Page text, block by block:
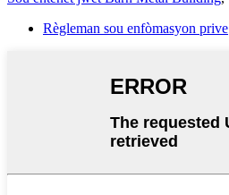
Règleman sou enfòmasyon prive